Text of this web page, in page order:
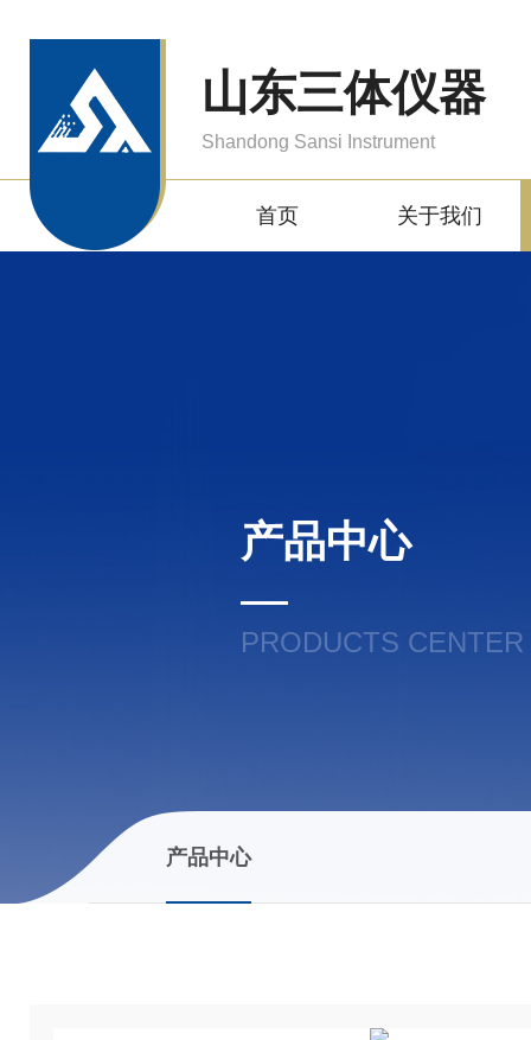
山东三体仪器
Shandong Sansi Instrument
首页 关于我们
产品中心
PRODUCTS CENTER
产品中心